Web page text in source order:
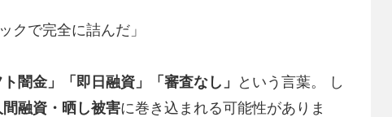
クで完全に詰んだ」
闇金」「即日融資」「審査なし」
という言葉。 し
融資・晒し被害に巻き込まれる可能性がありま